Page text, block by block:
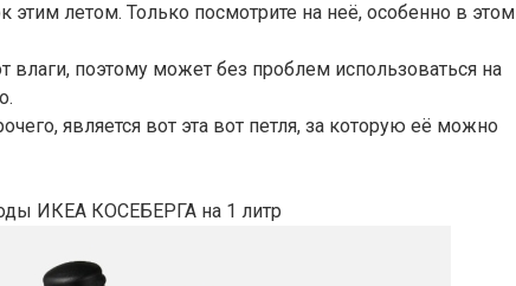
летом. Только посмотрите на неё, особенно в этом
влаги, поэтому может без проблем использоваться на
является вот эта вот петля, за которую её можно
ИКЕА КОСЕБЕРГА на 1 литр